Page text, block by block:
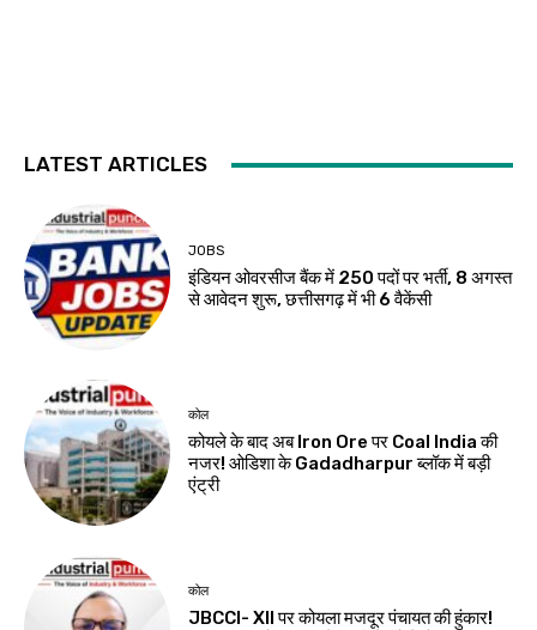
LATEST ARTICLES
JOBS
इंडियन ओवरसीज बैंक में 250 पदों पर भर्ती, 8 अगस्त
से आवेदन शुरू, छत्तीसगढ़ में भी 6 वैकेंसी
कोल
कोयले के बाद अब Iron Ore पर Coal India की
नजर! ओडिशा के Gadadharpur ब्लॉक में बड़ी
एंट्री
कोल
JBCCI- XII पर कोयला मजदूर पंचायत की हुंकार!